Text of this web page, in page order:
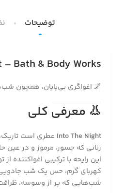
توضیحات
Bath & Body Works
🌌 اغواگری بی‌پایان، همچون
👃 معرفی کلی
Into The Night عطری است
زنانی که جسور، مرموز و در عین
این رایحه با ترکیبی اغواکننده
کهربای گرم، حس یک شب جادویی
شب‌هایی که پر از وسوسه،